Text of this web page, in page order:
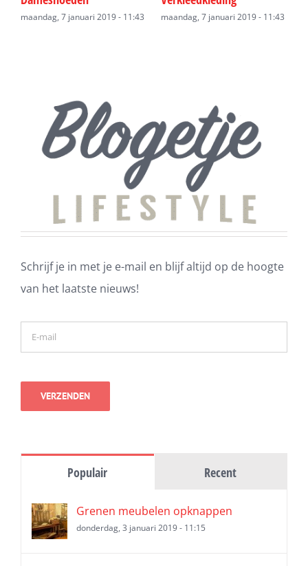
maandag, 7 januari 2019 - 11:43 maandag, 7 januari 2019 - 11:43
Schrijf je in met je e-mail en blijf altijd op de hoogte
van het laatste nieuws!
Populair Recent
Grenen meubelen opknappen
donderdag, 3 januari 2019 - 11:15